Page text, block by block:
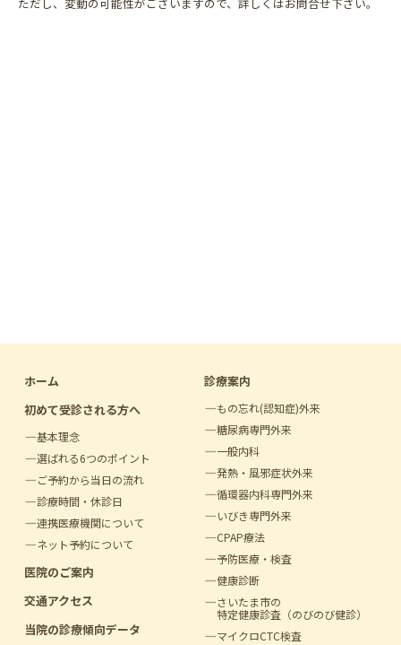
ただし、変動の可能性がございますので、詳しくはお問合せ下さい。
ホーム
初めて受診される方へ
基本理念
選ばれる6つのポイント
ご予約から当日の流れ
診療時間・休診日
連携医療機関について
ネット予約について
医院のご案内
交通アクセス
当院の診療傾向データ
診療案内
もの忘れ(認知症)外来
糖尿病専門外来
一般内科
発熱・風邪症状外来
循環器内科専門外来
いびき専門外来
CPAP療法
予防医療・検査
健康診断
さいたま市の
特定健康診査（のびのび健診）
マイクロCTC検査